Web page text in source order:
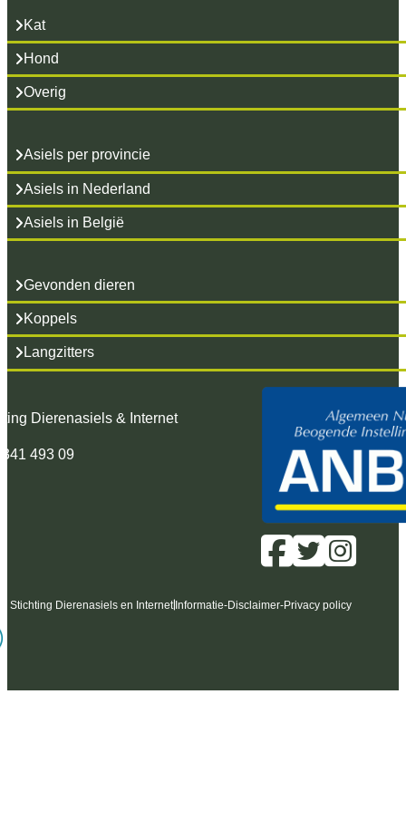
Kat
Hond
Overig
Asiels per provincie
Asiels in Nederland
Asiels in België
Gevonden dieren
Koppels
Langzitters
Dierenasiels & Internet
493 09
Stichting Dierenasiels en Internet Informatie-Disclaimer-Privacy policy